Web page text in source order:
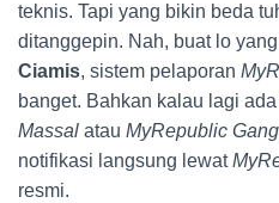
teknis. Tapi yang bikin beda
ditanggepin. Nah, buat lo
Ciamis, sistem pelaporan
banget. Bahkan kalau lagi ada
Massal atau MyRepublic
notifikasi langsung lewat
resmi.